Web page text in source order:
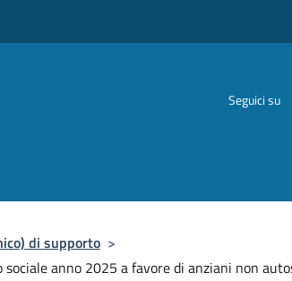
Seguici su
di supporto >
anno 2025 a favore di anziani non